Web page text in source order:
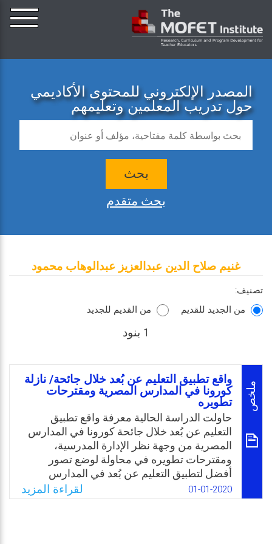
المصدر الإلكتروني للمحتوى الأكاديمي
حول تدريب المعلمين وتعليمهم
بحث
بحث متقدم
غنيم صلاح الدين عبدالعزيز عبدالوهاب محمود
تصنيف:
من الجديد للقديم
من القديم للجديد
1 بنود
ملخص
واقع تطبيق التعليم عن بُعد خلال جائحة/ نازلة
كورونا في المدارس المصرية ومقترحات
تطويره
حاولت الدراسة الحالية معرفة واقع تطبيق
التعليم عن بُعد خلال جائحة كورونا في المدارس
المصرية من وجهة نظر الإدارة المدرسية،
ومقترحات تطويره في محاولة لوضع تصور
أفضل لتطبيق التعليم عن بُعد في المدارس
المصرية خلال هذه الجائحة والتي ما زالت
مستمرة، والتي يعتقد الباحث بأنها ستستمر للعام
01-01-2020 لقراءة المزيد